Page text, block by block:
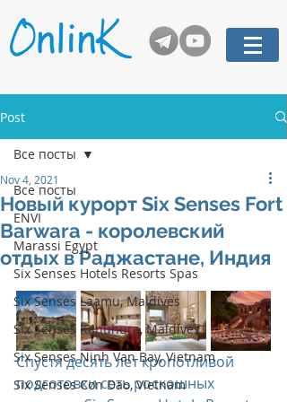
Post
Все посты
ENVI
Marassi Egypt
Six Senses Hotels Resorts Spas
Six Senses Laamu, Maldives
Six Senses Kanuhura, Maldives
Six Senses Ninh Van Bay, Vietnam
Six Senses Con Dao, Vietnam
Все посты
Новый курорт Six Senses Fort
Barwara - королевский
отдых в Раджастане, Индия
Nov 4, 2021
Спустя десять лет кропотливой
подготовки сеть роскошных